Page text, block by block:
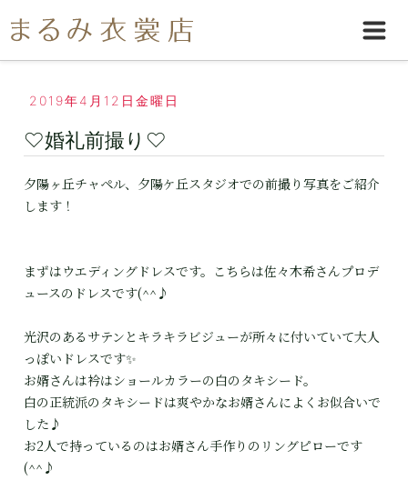
2019年4月12日金曜日
♡婚礼前撮り♡
夕陽ヶ丘チャペル、夕陽ケ丘スタジオでの前撮り写真をご紹介
します！
まずはウエディングドレスです。こちらは佐々木希さんプロデ
ュースのドレスです(^^♪
光沢のあるサテンとキラキラビジューが所々に付いていて大人
っぽいドレスです✨
お婿さんは衿はショールカラーの白のタキシード。
白の正統派のタキシードは爽やかなお婿さんによくお似合いで
した♪
お2人で持っているのはお婿さん手作りのリングピローです
(^^♪